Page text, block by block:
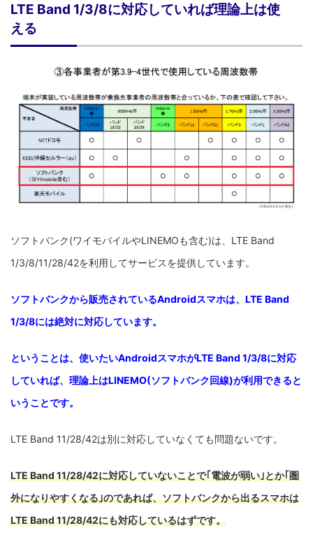
LTE Band 1/3/8に対応していれば理論上は使
える
ソフトバンク(ワイモバイルやLINEMOも含む)は、LTE Band
1/3/8/11/28/42を利用してサービスを提供しています。
ソフトバンクから販売されているAndroidスマホは、LTE Band
1/3/8には絶対に対応しています。
ということは、使いたいAndroidスマホがLTE Band 1/3/8に対応
していれば、理論上はLINEMO(ソフトバンク回線)が利用できると
いうことです。
LTE Band 11/28/42は別に対応していなくても問題ないです。
LTE Band 11/28/42に対応していないことで｢電波が弱い｣とか｢圏
外になりやすくなる｣のであれば、ソフトバンクから出るスマホは
LTE Band 11/28/42にも対応しているはずです。